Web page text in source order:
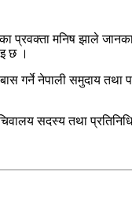
प्रवक्ता मनिष झाले
छ ।
गर्ने नेपाली समुदाय
सदस्य तथा